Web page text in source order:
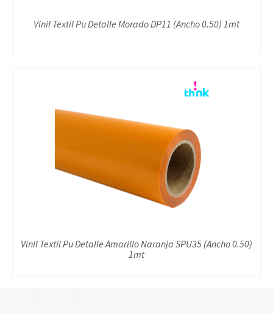
Vinil Textil Pu Detalle Morado DP11 (Ancho 0.50) 1mt
Vinil Textil Pu Detalle Amarillo Naranja SPU35 (Ancho 0.50)
1mt